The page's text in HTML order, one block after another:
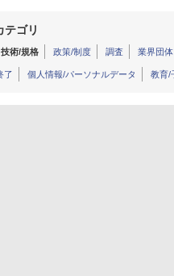
テゴリ
技術/規格 政策/制度 調査 業界団体
了 個人情報/パーソナルデータ 教育/